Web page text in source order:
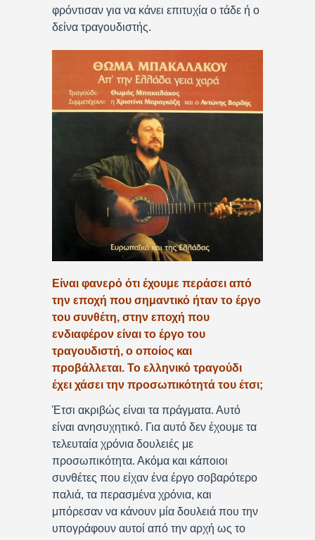
φρόντισαν για να κάνει επιτυχία ο τάδε ή ο
δείνα τραγουδιστής.
Είναι φανερό ότι έχουμε περάσει από
την εποχή που σημαντικό ήταν το έργο
του συνθέτη, στην εποχή που
ενδιαφέρον είναι το έργο του
τραγουδιστή, ο οποίος και
προβάλλεται. Το ελληνικό τραγούδι
έχει χάσει την προσωπικότητά του έτσι;
Έτσι ακριβώς είναι τα πράγματα. Αυτό
είναι ανησυχητικό. Για αυτό δεν έχουμε τα
τελευταία χρόνια δουλειές με
προσωπικότητα. Ακόμα και κάποιοι
συνθέτες που είχαν ένα έργο σοβαρότερο
παλιά, τα περασμένα χρόνια, και
μπόρεσαν να κάνουν μία δουλειά που την
υπογράφουν αυτοί από την αρχή ως το